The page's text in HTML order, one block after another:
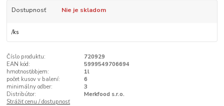
Dostupnosť Nie je skladom
/ks
Číslo produktu:
720929
EAN kód:
5999549706694
hmotnosť/objem:
1l
počet kusov v balení:
6
minimálny odber:
3
Distribútor:
Merkfood s.r.o.
Strážiť cenu / dostupnosť